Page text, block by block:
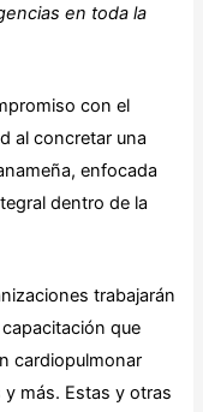
en toda la
con el
al concretar una
enfocada
dentro de la
trabajarán
que
cardiopulmonar
más. Estas y otras